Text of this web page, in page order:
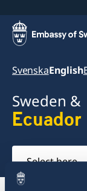
SvenskaEnglish
Sweden &
Ecuador
Select
here